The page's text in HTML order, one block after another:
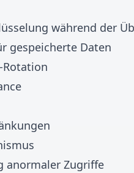
während der
gespeicherte Daten
anormaler Zugriffe